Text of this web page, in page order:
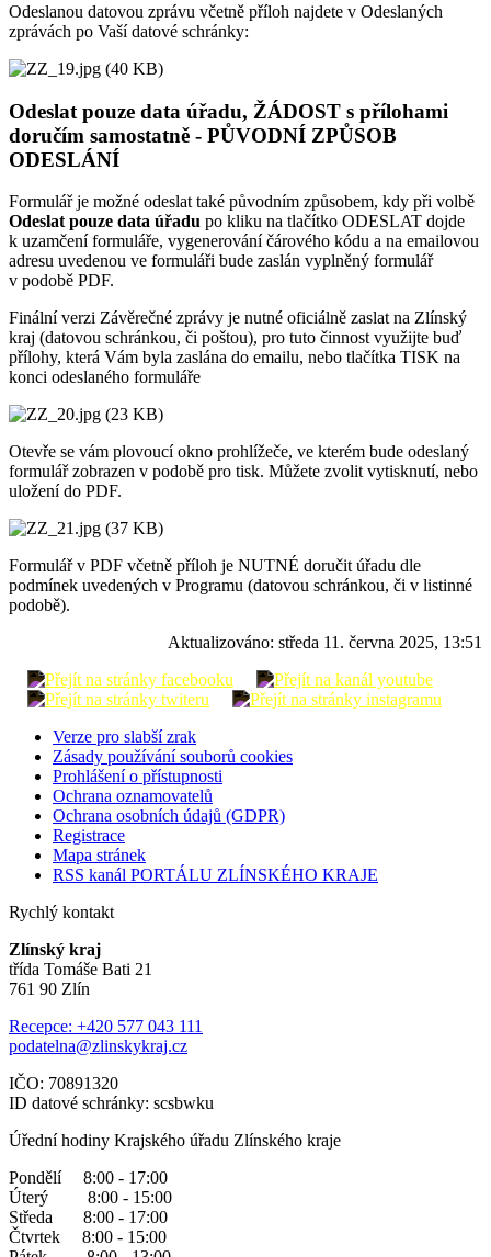
Odeslanou datovou zprávu včetně příloh najdete v Odeslaných
zprávách po Vaší datové schránky:
Odeslat pouze data úřadu, ŽÁDOST s přílohami
doručím samostatně - PŮVODNÍ ZPŮSOB
ODESLÁNÍ
Formulář je možné odeslat také původním způsobem, kdy při volbě
Odeslat pouze data úřadu po kliku na tlačítko ODESLAT dojde
k uzamčení formuláře, vygenerování čárového kódu a na emailovou
adresu uvedenou ve formuláři bude zaslán vyplněný formulář
v podobě PDF.
Finální verzi Závěrečné zprávy je nutné oficiálně zaslat na Zlínský
kraj (datovou schránkou, či poštou), pro tuto činnost využijte buď
přílohy, která Vám byla zaslána do emailu, nebo tlačítka TISK na
konci odeslaného formuláře
Otevře se vám plovoucí okno prohlížeče, ve kterém bude odeslaný
formulář zobrazen v podobě pro tisk. Můžete zvolit vytisknutí, nebo
uložení do PDF.
Formulář v PDF včetně příloh je NUTNÉ doručit úřadu dle
podmínek uvedených v Programu (datovou schránkou, či v listinné
podobě).
Aktualizováno: středa 11. června 2025, 13:51
Verze pro slabší zrak
Zásady používání souborů cookies
Prohlášení o přístupnosti
Ochrana oznamovatelů
Ochrana osobních údajů (GDPR)
Registrace
Mapa stránek
RSS kanál PORTÁLU ZLÍNSKÉHO KRAJE
Rychlý kontakt
Zlínský kraj
třída Tomáše Bati 21
761 90 Zlín
Recepce: +420 577 043 111
podatelna@zlinskykraj.cz
IČO: 70891320
ID datové schránky: scsbwku
Úřední hodiny Krajského úřadu Zlínského kraje
Pondělí 8:00 - 17:00
Úterý 8:00 - 15:00
Středa 8:00 - 17:00
Čtvrtek 8:00 - 15:00